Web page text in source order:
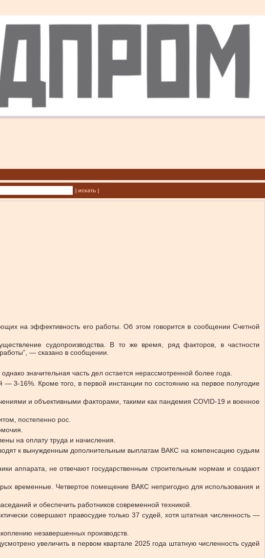
| искать |
на эффективность его работы. Об этом говорится в сообщении Счетной
судопроизводства. В то же время, ряд факторов, в частности
— сказано в сообщении.
значительная часть дел остается нерассмотренной более года.
— 3-16%. Кроме того, в первой инстанции по состоянию на первое полугодие
и объективными факторами, такими как пандемия COVID-19 и военное
постепенно рос.
на оплату труда и начисления.
к вынужденным дополнительным выплатам ВАКС на компенсацию судьям
аппарата, не отвечают государственным строительным нормам и создают
временные. Четвертое помещение ВАКС непригодно для использования и
и обеспечить работников современной техникой.
совершают правосудие только 37 судей, хотя штатная численность —
незавершенных производств.
увеличить в первом квартале 2025 года штатную численность судей